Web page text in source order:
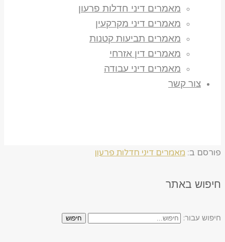
מאמרים דיני חדלות פרעון
מאמרים דיני מקרקעין
מאמרים תביעות קטנות
מאמרים דין אזרחי
מאמרים דיני עבודה
צור קשר
פורסם ב: מאמרים דיני חדלות פרעון
חיפוש באתר
חיפוש עבור: חיפוש